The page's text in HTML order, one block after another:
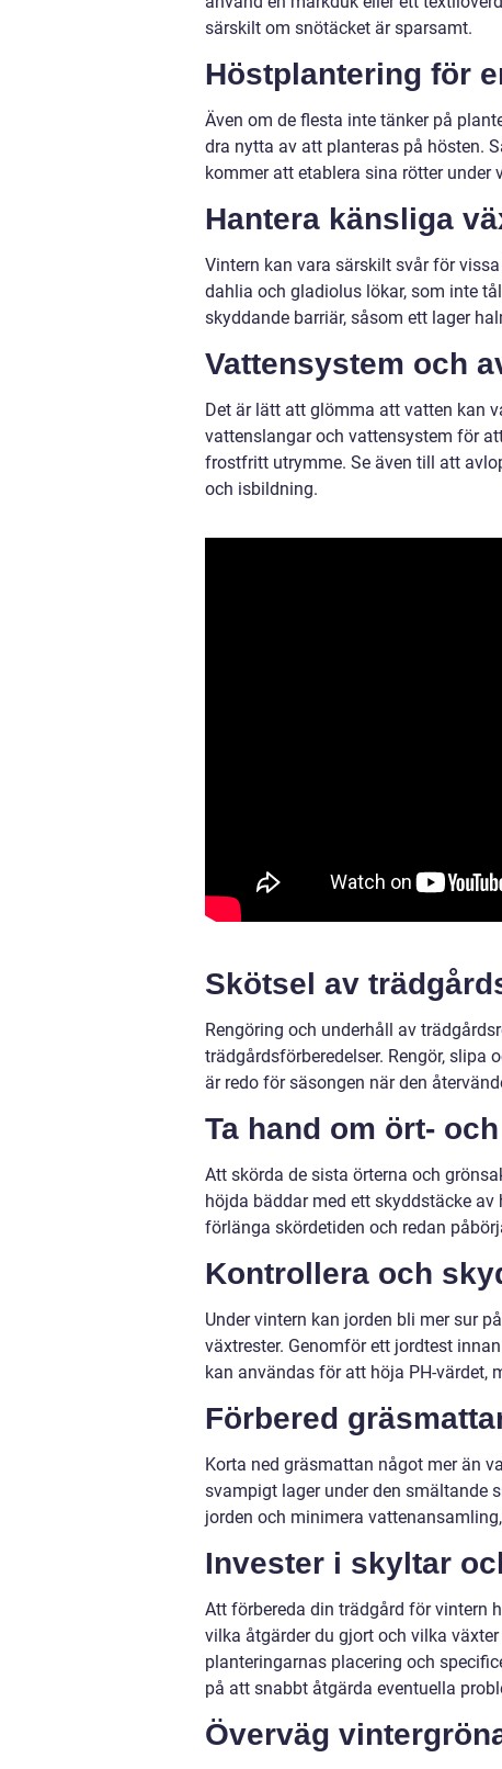
särskilt om snötäcket är sparsamt.
Höstplantering för
Även om de flesta inte tänker på
dra nytta av att planteras på hösten.
kommer att etablera sina rötter under
Hantera känsliga
Vintern kan vara särskilt svår för
dahlia och gladiolus lökar, som inte
skyddande barriär, såsom ett lager
Vattensystem och
Det är lätt att glömma att vatten kan
vattenslangar och vattensystem för
frostfritt utrymme. Se även till att
och isbildning.
Skötsel av
Rengöring och underhåll av
trädgårdsförberedelser. Rengör,
är redo för säsongen när den
Ta hand om ört-
Att skörda de sista örterna och
höjda bäddar med ett skyddstäcke
förlänga skördetiden och redan
Kontrollera och
Under vintern kan jorden bli mer sur
växtrester. Genomför ett jordtest
kan användas för att höja PH-
Förbered
Korta ned gräsmattan något mer än
svampigt lager under den smältande
jorden och minimera
Invester i skyltar
Att förbereda din trädgård för vintern
vilka åtgärder du gjort och vilka
planteringarnas placering och
på att snabbt åtgärda eventuella
Överväg